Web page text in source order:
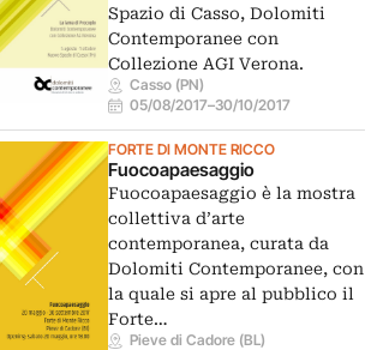
Spazio di Casso, Dolomiti
Contemporanee con
Collezione AGI Verona.
Casso (PN)
05/08/2017–30/10/2017
FORTE DI MONTE RICCO
Fuocoapaesaggio
Fuocoapaesaggio è la mostra
collettiva d’arte
contemporanea, curata da
Dolomiti Contemporanee, con
la quale si apre al pubblico il
Forte…
Pieve di Cadore (BL)